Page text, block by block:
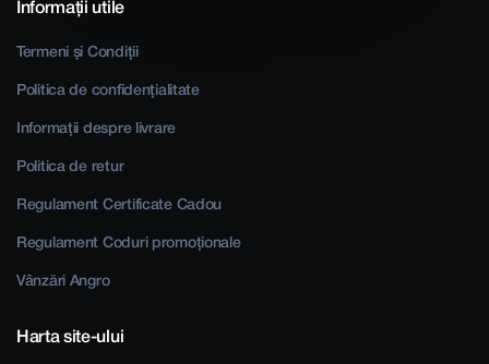
Informații utile
Termeni și Condiții
Politica de confidențialitate
Informații despre livrare
Politica de retur
Regulament Certificate Cadou
Regulament Coduri promoționale
Vânzări Angro
Harta site-ului